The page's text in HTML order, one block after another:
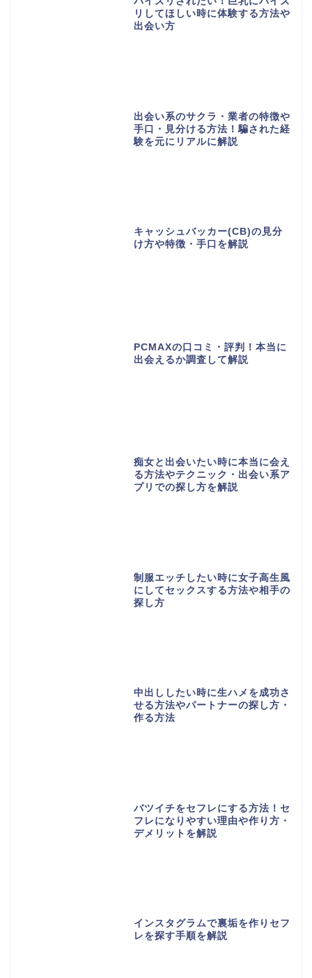
リしてほしい時に体験する方法や
出会い方
出会い系のサクラ・業者の特徴や
手口・見分ける方法！騙された経
験を元にリアルに解説
キャッシュバッカー(CB)の見分
け方や特徴・手口を解説
PCMAXの口コミ・評判！本当に
出会えるか調査して解説
痴女と出会いたい時に本当に会え
る方法やテクニック・出会い系ア
プリでの探し方を解説
制服エッチしたい時に女子高生風
にしてセックスする方法や相手の
探し方
中出ししたい時に生ハメを成功さ
せる方法やパートナーの探し方・
作る方法
バツイチをセフレにする方法！セ
フレになりやすい理由や作り方・
デメリットを解説
インスタグラムで裏垢を作りセフ
レを探す手順を解説